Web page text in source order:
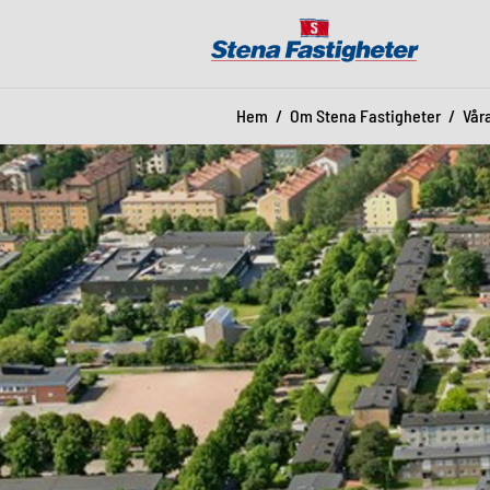
Hem Om Stena Fastigheter